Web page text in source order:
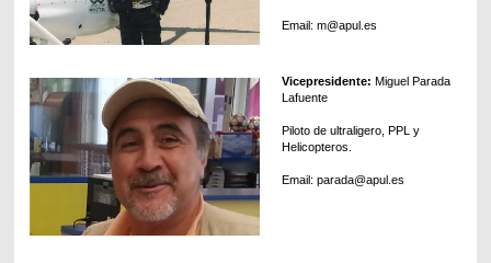
Email: m@apul.es
Vicepresidente: Miguel Parada
Lafuente
Piloto de ultraligero, PPL y
Helicopteros.
Email: parada@apul.es